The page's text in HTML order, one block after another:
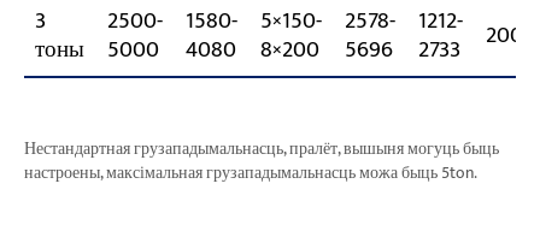
3
тоны
2500-
5000
1580-
4080
5×150-
8×200
2578-
5696
1212-
2733 200
Нестандартная грузападымальнасць, пралёт, вышыня могуць быць
настроены, максімальная грузападымальнасць можа быць 5ton.